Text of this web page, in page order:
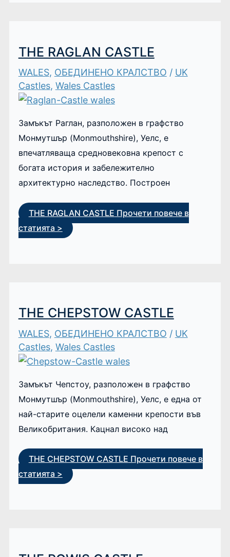
THE RAGLAN CASTLE
WALES, ОБЕДИНЕНО КРАЛСТВО / UK
Castles, Wales Castles
Замъкът Раглан, разположен в графство
Монмутшър (Monmouthshire), Уелс, е
впечатляваща средновековна крепост с
богата история и забележително
архитектурно наследство. Построен
THE RAGLAN CASTLE Прочети повече в
статията >
THE CHEPSTOW CASTLE
WALES, ОБЕДИНЕНО КРАЛСТВО / UK
Castles, Wales Castles
Замъкът Чепстоу, разположен в графство
Монмутшър (Monmouthshire), Уелс, е една от
най-старите оцелели каменни крепости във
Великобритания. Кацнал високо над
THE CHEPSTOW CASTLE Прочети повече в
статията >